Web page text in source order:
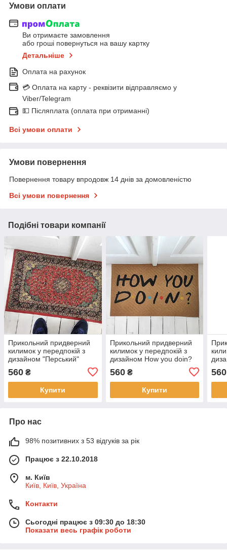
Умови оплати
Ви отримаєте замовлення
або гроші повернуться на вашу картку
Детальніше
Оплата на рахунок
💳 Оплата на карту - реквізити відправляємо у
Viber/Telegram
💵 Післяплата (оплата при отриманні)
Всі умови оплати
Умови повернення
Повернення товару впродовж 14 днів за домовленістю
Всі умови повернення
Подібні товари компанії
Прикольний придверний
килимок у передпокій з
дизайном "Перський"
560 ₴
Купити
Прикольний придверний
килимок у передпокій з
дизайном How you doin?
560₴
Купити
560
Про нас
98% позитивних з 53 відгуків за рік
Працює з 22.10.2018
м. Київ
Київ, Київ, Україна
Контакти
Сьогодні працює з 09:30 до 18:30
Показати весь графік роботи